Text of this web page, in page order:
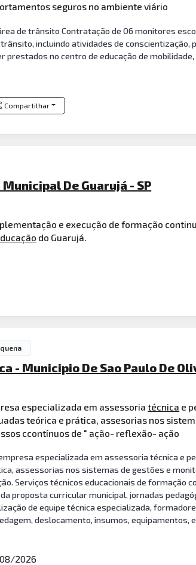
seguros no ambiente viário
de trânsito Contratação de 06 monitores
incluindo atividades de
prestados no centro de educação de
Compartilhar
De Guarujá - SP
e execução de formação
do Guarujá.
- Municipio De Sao Paulo De
especializada em assessoriatécnica e
teórica e prática, assesorias nos
ccontínuos de " ação- reflexão- ação
especializada em assessoria técnica e
assessorias nos sistemas de gestões e
Serviços técnicos educacionais de formação
proposta curricular municipal, jornadas
de equipe técnica especializada,
deslocamento, insumos, equipamentos,
2026